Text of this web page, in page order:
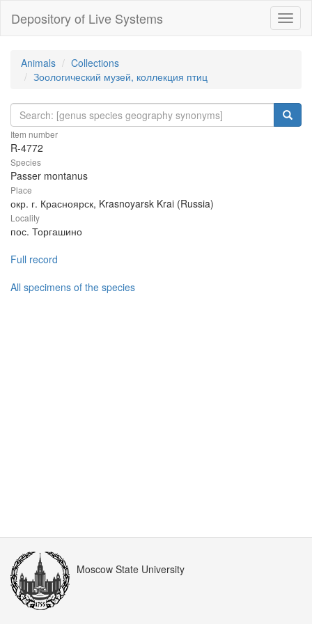
Depository of Live Systems
Animals
Collections
Зоологический музей, коллекция птиц
Item number
R-4772
Species
Passer montanus
Place
окр. г. Красноярск, Krasnoyarsk Krai (Russia)
Locality
пос. Торгашино
Full record
All specimens of the species
Moscow State University